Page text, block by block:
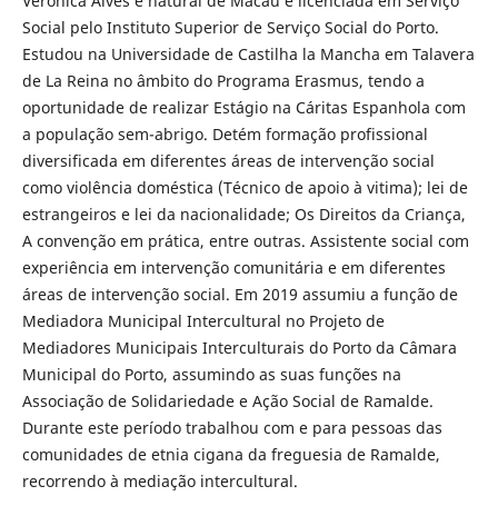
Social pelo Instituto Superior de Serviço Social do Porto.
Estudou na Universidade de Castilha la Mancha em Talavera
de La Reina no âmbito do Programa Erasmus, tendo a
oportunidade de realizar Estágio na Cáritas Espanhola com
a população sem-abrigo. Detém formação profissional
diversificada em diferentes áreas de intervenção social
como violência doméstica (Técnico de apoio à vitima); lei de
estrangeiros e lei da nacionalidade; Os Direitos da Criança,
A convenção em prática, entre outras. Assistente social com
experiência em intervenção comunitária e em diferentes
áreas de intervenção social. Em 2019 assumiu a função de
Mediadora Municipal Intercultural no Projeto de
Mediadores Municipais Interculturais do Porto da Câmara
Municipal do Porto, assumindo as suas funções na
Associação de Solidariedade e Ação Social de Ramalde.
Durante este período trabalhou com e para pessoas das
comunidades de etnia cigana da freguesia de Ramalde,
recorrendo à mediação intercultural.